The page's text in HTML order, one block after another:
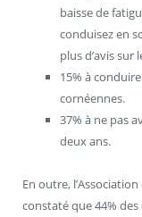
baisse de
conduisez en
plus d’avis
15% à
cornéennes.
37% à ne pas
deux ans.
En outre,
constaté que 44%